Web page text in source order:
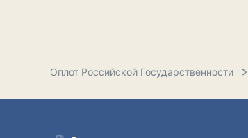
Оплот Российской Государственности